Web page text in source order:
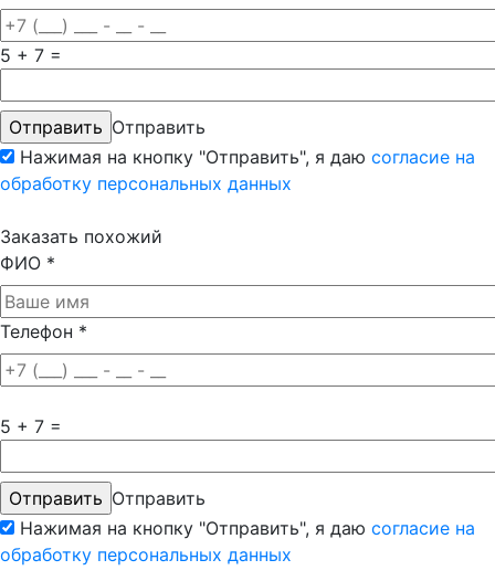
5 + 7 =
Отправить
Нажимая на кнопку "Отправить", я даю согласие на
обработку персональных данных
Заказать похожий
ФИО *
Телефон *
5 + 7 =
Отправить
Нажимая на кнопку "Отправить", я даю согласие на
обработку персональных данных